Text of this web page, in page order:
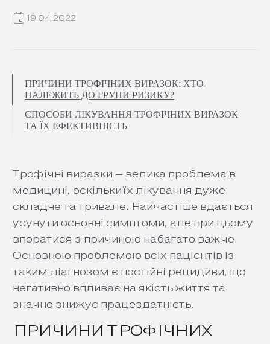
19.04.2022
ПРИЧИНИ ТРОФІЧНИХ ВИРАЗОК: ХТО
НАЛЕЖИТЬ ДО ГРУПИ РИЗИКУ?
СПОСОБИ ЛІКУВАННЯ ТРОФІЧНИХ ВИРАЗОК
ТА ЇХ ЕФЕКТИВНІСТЬ
Трофічні виразки – велика проблема в
медицині, оскільки їх лікування дуже
складне та тривале. Найчастіше вдається
усунути основні симптоми, але при цьому
впоратися з причиною набагато важче.
Основною проблемою всіх пацієнтів із
таким діагнозом є постійні рецидиви, що
негативно впливає на якість життя та
значно знижує працездатність.
ПРИЧИНИ ТРОФІЧНИХ